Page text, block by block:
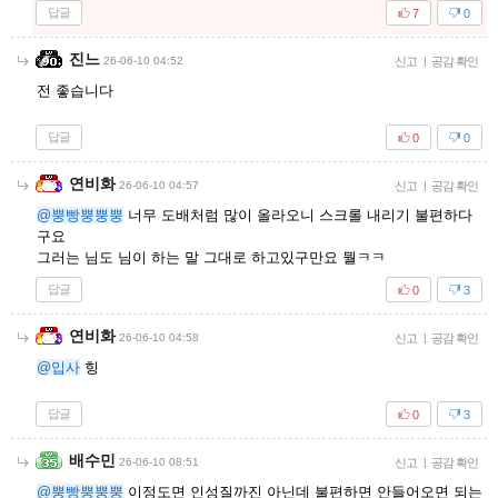
답글 0
7
진느 26-06-10 04:52 신고 | 공감 확인
전 좋습니다
답글 0
0
연비화 26-06-10 04:57 신고 | 공감 확인
@뿡빵뿡뿡뿡 너무 도배처럼 많이 올라오니 스크롤 내리기 불편하다
구요
그러는 님도 님이 하는 말 그대로 하고있구만요 뭘ㅋㅋ
답글 3
0
연비화 26-06-10 04:58 신고 | 공감 확인
@입사 힝
답글 3
0
배수민 26-06-10 08:51 신고 | 공감 확인
@뿡빵뿡뿡뿡 이정도면 인성질까진 아닌데 불편하면 안들어오면 되는